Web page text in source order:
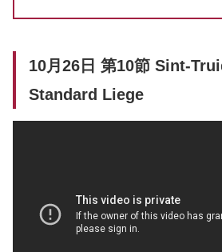
10月26日 第10節 Sint-
Standard Liege